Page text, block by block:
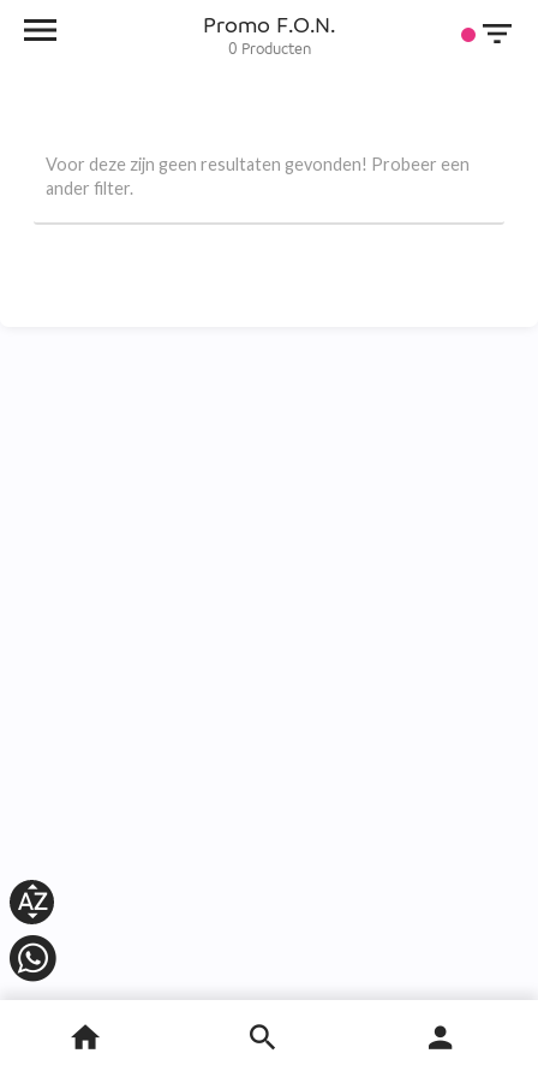
Promo F.O.N.
0 Producten
Voor deze zijn geen resultaten gevonden! Probeer een
ander filter.